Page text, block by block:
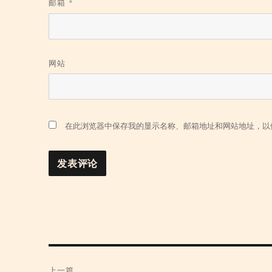
网站
在此浏览器中保存我的显示名称、邮箱地址和网站地址，以
上一篇